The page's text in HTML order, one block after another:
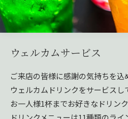
ウェルカムサービス
ご来店の皆様に感謝の気持ちを込
ウェルカムドリンクをサービスし
お一人様1杯までお好きなドリン